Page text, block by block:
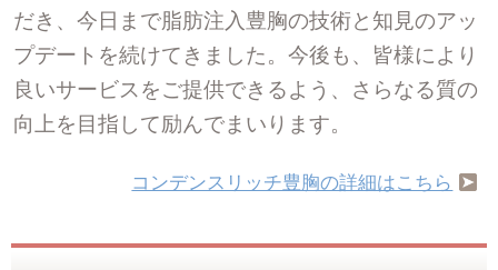
だき、今日まで脂肪注入豊胸の技術と知見のアッ
プデートを続けてきました。今後も、皆様により
良いサービスをご提供できるよう、さらなる質の
向上を目指して励んでまいります。
コンデンスリッチ豊胸の詳細はこちら